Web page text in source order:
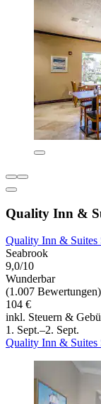
Quality Inn &
Quality Inn & Suites
Seabrook
9,0/10
Wunderbar
(1.007 Bewertungen)
104 €
inkl. Steuern &
1. Sept.–2. Sept.
Quality Inn & Suites